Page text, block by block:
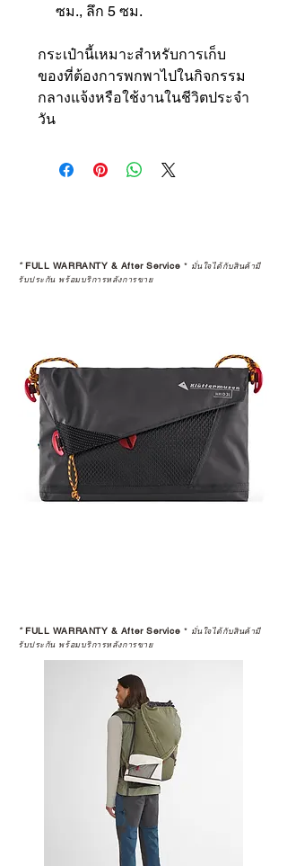
ซม., ลึก 5 ซม.
กระเป๋านี้เหมาะสำหรับการเก็บ
ของที่ต้องการพกพาไปในกิจกรรม
กลางแจ้งหรือใช้งานในชีวิตประจำ
วัน
*FULL WARRANTY & After Service * มั่นใจได้กับสินค้ามี
รับประกัน พร้อมบริการหลังการขาย
*FULL WARRANTY & After Service * มั่นใจได้กับสินค้ามี
รับประกัน พร้อมบริการหลังการขาย